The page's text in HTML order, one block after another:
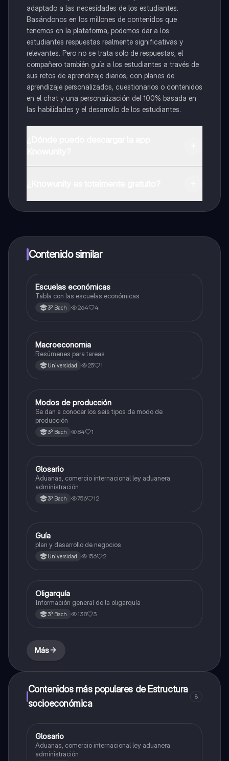
adaptado a las necesidades de los estudiantes.
Basándonos en los millones de contenidos que
tenemos en la plataforma, podemos dar a los
estudiantes respuestas realmente significativas y
relevantes. Pero no se trata solo de respuestas, el
compañero también guía a los estudiantes a través de
sus retos de aprendizaje diarios, con planes de
aprendizaje personalizados, cuestionarios o contenidos
en el chat y una personalización del 100% basada en
las habilidades y el desarrollo de los estudiantes.
a determinadas funciones.
Contenido similar
EEstructura socioeconómica
Escuelas económicas
Tabla con las escuelas económicas
3º Bach 264 4
MEstructura socioeconómica
Macroeconomia
Resúmenes para tareas
Universidad 25 1
MEstructura socioeconómica
Modos de producción
Se dan a conocer los seis tipos de modo de
producción
3º Bach 84 1
GEstructura socioeconómica
Glosario
Aduanas, comercio internacional ley aduanera
administración
3º Bach 756 12
GEstructura socioeconómica
Guía
plan y desarrollo de negocios
Universidad 156 2
OEstructura socioeconómica
Oligarquía
Información general de la oligarquía
3º Bach 138 3
Más
Contenidos más populares de Estructura
socioeconómica
8
GEstructura socioeconómica
Glosario
Aduanas, comercio internacional ley aduanera
administración